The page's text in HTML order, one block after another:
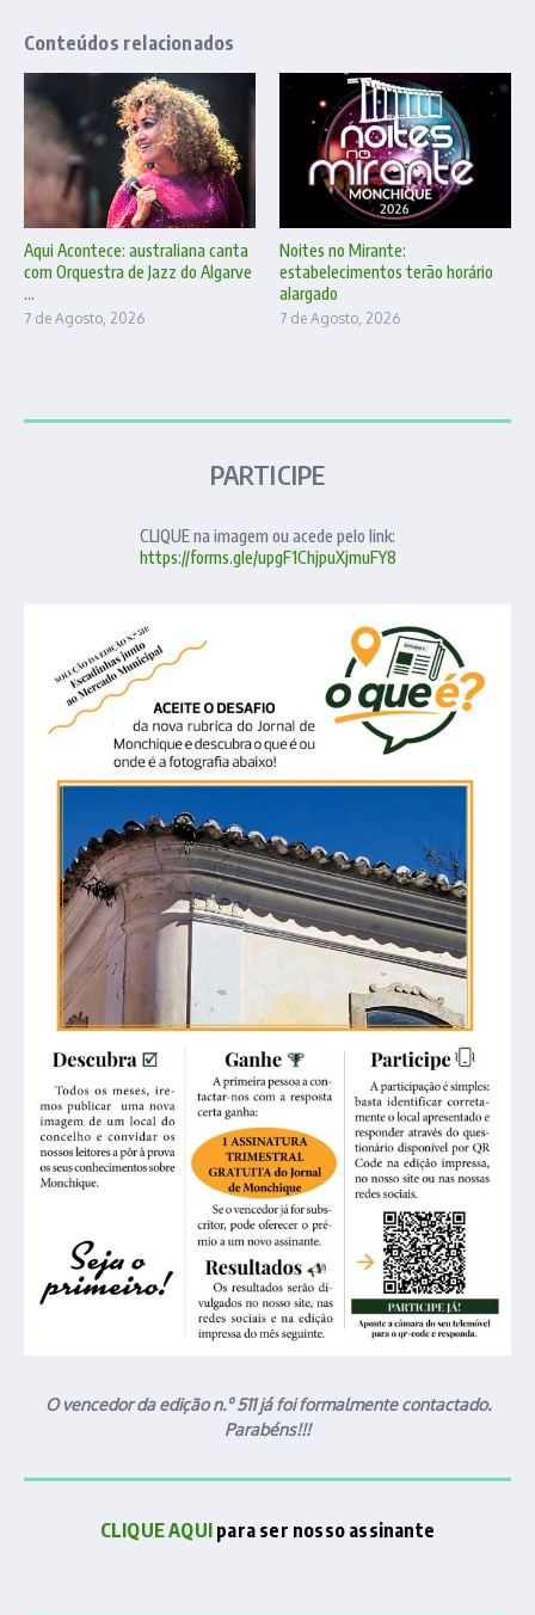
Conteúdos relacionados
Aqui Acontece: australiana canta
com Orquestra de Jazz do Algarve
...
7 de Agosto, 2026
Noites no Mirante:
estabelecimentos terão horário
alargado
7 de Agosto, 2026
PARTICIPE
CLIQUE na imagem ou acede pelo link:
https://forms.gle/upgF1ChjpuXjmuFY8
O vencedor da edição n.º 511 já foi formalmente contactado.
Parabéns!!!
CLIQUE AQUI para ser nosso assinante